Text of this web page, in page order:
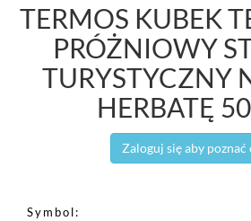
TERMOS KUBEK
PRÓŻNIOWY
TURYSTYCZNY
HERBATĘ
Zaloguj się aby poznać
Symbol